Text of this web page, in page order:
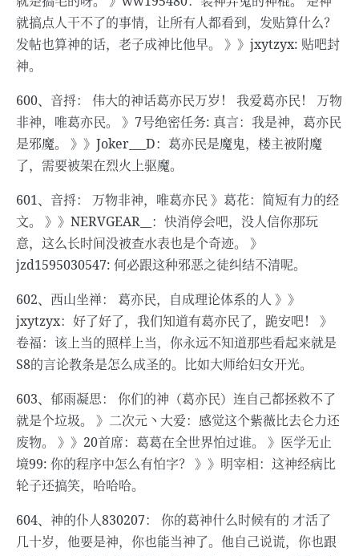
就搞点人干不了的事情，让所有人都看到，发贴算什么？
发帖也算神的话，老子成神比他早。 》》jxytzyx: 贴吧封
神。
600、音捋： 伟大的神话葛亦民万岁！ 我爱葛亦民！ 万物
非神，唯葛亦民。 》7号绝密任务: 真言：我是神，葛亦民
是邪魔。 》》Joker___D：葛亦民是魔鬼，楼主被附魔
了，需要被架在烈火上驱魔。
601、音捋： 万物非神，唯葛亦民 》葛花：简短有力的经
文。 》》NERVGEAR__：快消停会吧，没人信你那玩
意，这么长时间没被查水表也是个奇迹。 》
jzd1595030547: 何必跟这种邪恶之徒纠结不清呢。
602、西山坐禅： 葛亦民，自成理论体系的人 》》
jxytzyx：好了好了，我们知道有葛亦民了，跪安吧！ 》
卷福：该上当的照样上当，你永远不知道那些看起来就是
S8的言论教条是怎么成圣的。比如大师给妇女开光。
603、郁雨凝思： 你们的神（葛亦民）连自己都拯救不了
就是个垃圾。 》二次元丶大爱：感觉这个紫薇比去仑力还
废物。 》》20首席：葛葛在全世界怕过谁。 》医学无止
境99: 你的程序中怎么有怕字？ 》》明宰相：这神经病比
轮子还搞笑，哈哈哈。
604、神的仆人830207： 你的葛神什么时候有的 才活了
几十岁，他要是神，你也能当神了。他自己说谎，你也跟